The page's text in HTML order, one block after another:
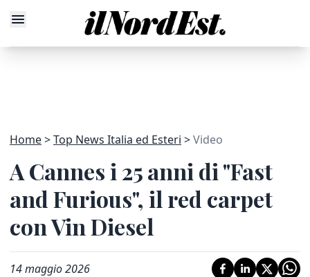
Home Top News Italia ed Esteri Video
A Cannes i 25 anni di "Fast
and Furious", il red carpet
con Vin Diesel
14 maggio 2026